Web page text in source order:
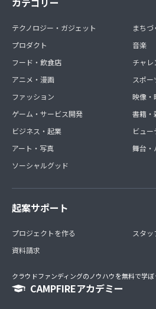
テクノロジー・ガジェット
プロダクト
フード・飲食店
アニメ・漫画
ファッション
ゲーム・サービス開発
ビジネス・起業
アート・写真
ソーシャルグッド
まち
音楽
チャレ
スポー
映像・
書籍・
ビュ
舞台・
起案サポート
プロジェクトを作る
資料請求
スタッ
クラウドファンディングのノウハウを無料で学ぼ
CAMPFIREアカデミー